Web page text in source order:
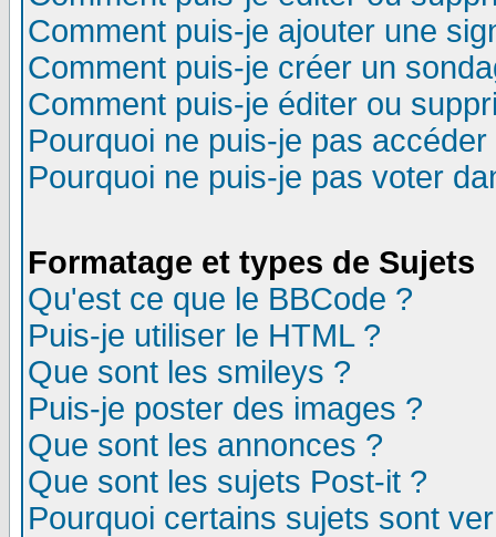
Comment puis-je ajouter une
Comment puis-je créer un
Comment puis-je éditer ou
Pourquoi ne puis-je pas
Pourquoi ne puis-je pas voter
Formatage et types de Sujets
Qu'est ce que le BBCode ?
Puis-je utiliser le HTML ?
Que sont les smileys ?
Puis-je poster des images ?
Que sont les annonces ?
Que sont les sujets Post-it ?
Pourquoi certains sujets sont